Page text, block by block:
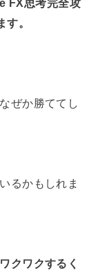
。
ぜか勝ててし
るかもしれま
クワクするく